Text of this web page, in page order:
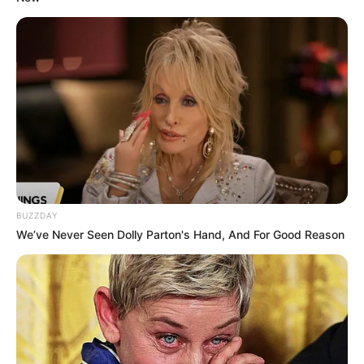
Hidupku Bagaikan Boneka
Aku Istri Yang Tak Pantas Disakiti(2015) sebagai Mega
Anak Pancingan Dibuang, Anak Kandung Disayang
(2015)
sebagai Susan
Suamiku PHP
(2015) sebagai Saskia
Aku Dilarang Mudik(2015)
Suami Salahkan Aku Atas Kematian Anaksebagai Vika
Suamiku Pemalas, Aku Terpaksa Kerja(2014) sebagai Sarah
Kujual Ginjalku Demi Bayar Hutang Suamiku
(2014) sebagai
Mantan Istriku Mertuaku(2014)
Suamiku Kecewa Sama Aku (2014)
Suapan Ketupat Terakhir Anakku sebagai Rosi
BUZZDAY
We’ve Never Seen Dolly Parton's Hand, And For Good Reason